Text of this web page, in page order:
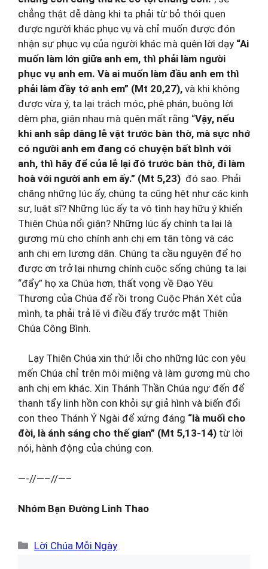
chẳng thật dễ dàng khi ta phải từ bỏ thói quen
được người khác phục vụ và chỉ muốn được đón
nhận sự phục vụ của người khác mà quên lời dạy “Ai
muốn làm lớn giữa anh em, thì phải làm người
phục vụ anh em. Và ai muốn làm đầu anh em thì
phải làm đầy tớ anh em” (Mt 20,27), và khi không
được vừa ý, ta lại trách móc, phê phán, buông lời
dèm pha, giận nhau mà quên mất rằng “Vậy, nếu
khi anh sắp dâng lễ vật trước bàn thờ, mà sực nhớ
có người anh em đang có chuyện bất bình với
anh, thì hãy để của lễ lại đó trước bàn thờ, đi làm
hoà với người anh em ấy.” (Mt 5,23) đó sao. Phải
chăng những lúc ấy, chúng ta cũng hệt như các kinh
sư, luật sĩ? Những lúc ấy ta vô tình hay hữu ý khiến
Thiên Chúa nổi giận? Những lúc ấy chính ta lại là
gương mù cho chính anh chị em tân tòng và các
anh chị em lương dân. Chúng ta cầu nguyện để họ
được ơn trở lại nhưng chính cuộc sống chúng ta lại
“đẩy” họ xa Chúa hơn, thất vọng về Đạo Yêu
Thương của Chúa để rồi trong Cuộc Phán Xét của
mình, ta phải trả lẽ vì điều đấy trước mặt Thiên
Chúa Công Bình.
Lạy Thiên Chúa xin thứ lỗi cho những lúc con yêu
mến Chúa chỉ trên môi miệng và làm gương mù cho
anh chị em khác. Xin Thánh Thần Chúa ngự đến để
thanh tẩy linh hồn con khỏi sự giả hình và biến đổi
con theo Thánh Ý Ngài để xứng đáng “là muối cho
đời, là ánh sáng cho thế gian” (Mt 5,13-14) từ lời
nói, hành động của chúng con.
—-//—–//—–
Nhóm Bạn Đường Linh Thao
Danh
Lời Chúa Mỗi Ngày